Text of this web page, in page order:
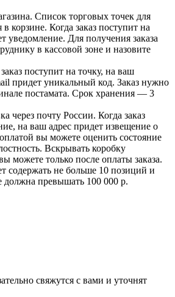
Список торговых точек для
корзине. Когда заказ поступит на
уведомление. Для получения заказа
в кассовой зоне и назовите
поступит на точку, на ваш
придет уникальный код. Заказ нужно
постамата. Срок хранения — 3
через почту России. Когда заказ
на ваш адрес придет извещение о
вы можете оценить состояние
Вскрывать коробку
можете только после оплаты заказа.
содержать не больше 10 позиций и
должна превышать 100 000 р.
свяжутся с вами и уточнят